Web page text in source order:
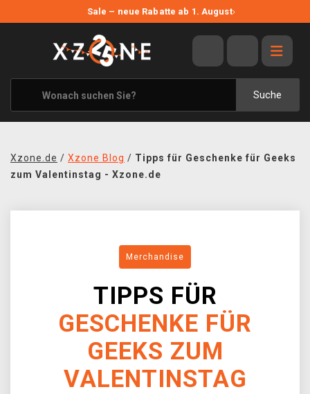
Sale – neue Rabatte ab 1. August›
Suche
ANGEBOTE
ALLE MARKEN
XZONE ORIGINALS
KLEIDUNG & ACCESSOIRES
BÜCHER & COMICS
XZONE CLUB
Xzone.de / Xzone Blog / Tipps für Geschenke für Geeks
zum Valentinstag - Xzone.de
Merchandise
TIPPS FÜR
GESCHENKE FÜR
GEEKS ZUM
VALENTINSTAG